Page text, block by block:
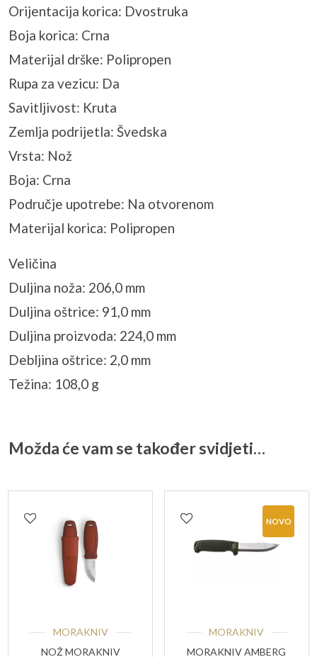
Orijentacija korica: Dvostruka
Boja korica: Crna
Materijal drške: Polipropen
Rupa za vezicu: Da
Savitljivost: Kruta
Zemlja podrijetla: Švedska
Vrsta: Nož
Boja: Crna
Područje upotrebe: Na otvorenom
Materijal korica: Polipropen
Veličina
Duljina noža: 206,0 mm
Duljina oštrice: 91,0 mm
Duljina proizvoda: 224,0 mm
Debljina oštrice: 2,0 mm
Težina: 108,0 g
Možda će vam se također svidjeti…
MORAKNIV
NOŽ MORAKNIV
NOVO
MORAKNIV
MORAKNIV AMBERG